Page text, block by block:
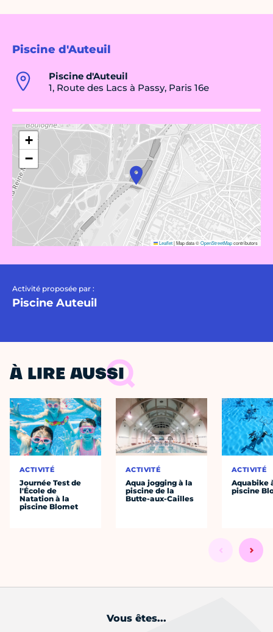
Piscine d'Auteuil
Piscine d'Auteuil
1, Route des Lacs à Passy, Paris 16e
+
−
Leaflet|Map data ©OpenStreetMapcontributors
Activité proposée par :
Piscine Auteuil
À LIRE AUSSI
ACTIVITÉ
Journée Test de
l'École de
Natation à la
piscine Blomet
ACTIVITÉ
Aqua jogging à la
piscine de la
Butte-aux-Cailles
ACTIVITÉ
Aquabike
piscine
Vous êtes...